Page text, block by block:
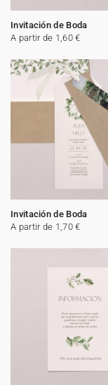
Invitación de Boda
A partir de 1,60 €
Invitación de Boda
A partir de 1,70 €